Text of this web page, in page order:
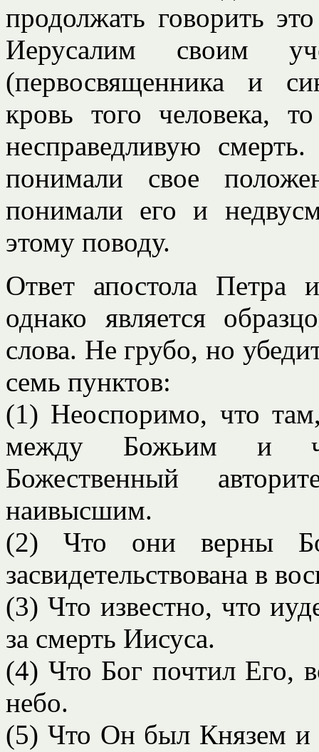
продолжать говорить
Иерусалим своим
(первосвященника и
кровь того человека,
несправедливую
понимали свое
понимали его и
этому поводу.
Ответ апостола Петра
однако является
слова. Не грубо, но
семь пунктов:
(1) Неоспоримо, что
между Божьим и
Божественный
наивысшим.
(2) Что они верны
засвидетельствована в
(3) Что известно, что
за смерть Иисуса.
(4) Что Бог почтил Его,
небо.
(5) Что Он был Князем и